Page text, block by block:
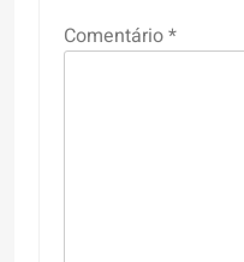
Comentário*